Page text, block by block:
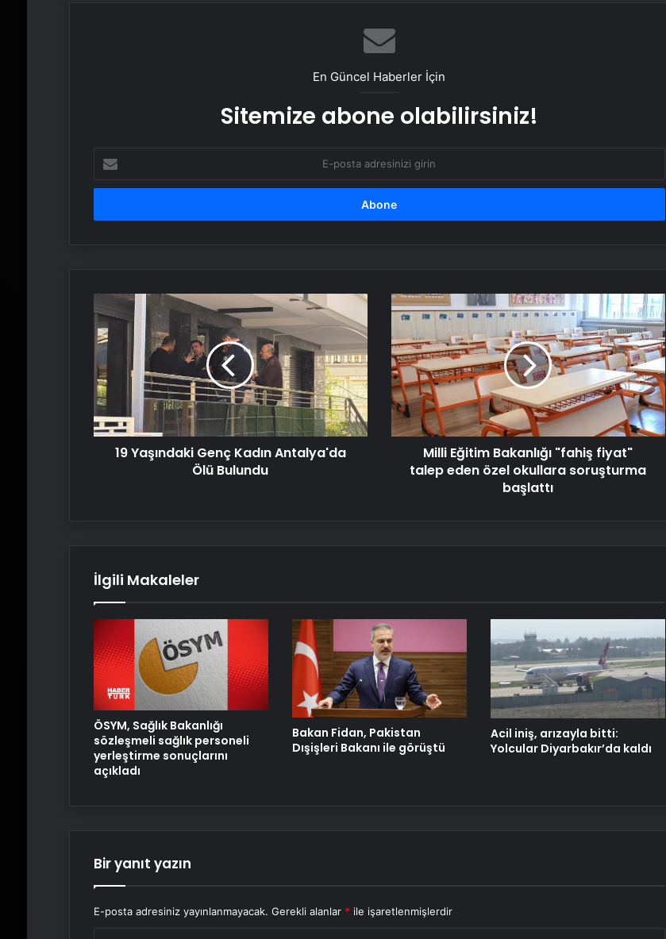
DEM Partili Bakırhan: 1071’de
kurduğumuz kader ortaklığı
CHP Genel Başkanı Özel, Kırmızı
Bayrak Projesi Tanıtım Toplantısında
konuştu
Serjoy : Dijital Medya Ajansı, Google
Reklam Ajansı, SEO Ajansı ve Web
Tasarım Ajansı
UETDS Nedir ? Uetds.com İle Akıllı
Dijital Taşımacılık Yazılımı
‘Evde ek iş’ vaadiyle 100 milyon liralık
vurgun: 30 gözaltı
En Güncel Haberler İçin
Sitemize abone olabilirsiniz!
posta
adresinizi
19
Yaşındaki
Genç
Kadın
Antalya'da
Ölü
Bulundu
19 Yaşındaki Genç Kadın Antalya'da
Ölü Bulundu
Milli
Eğitim
Bakanlığı
"fahiş
fiyat"
talep
eden
özel
okullara
soruşturma
başlattı
Milli Eğitim Bakanlığı "fahiş fiyat"
talep eden özel okullara soruşturma
başlattı
İlgili Makaleler
ÖSYM, Sağlık Bakanlığı
sözleşmeli sağlık personeli
yerleştirme sonuçlarını
açıkladı
Bakan Fidan, Pakistan
Dışişleri Bakanı ile görüştü
Acil iniş, arızayla bitti:
Yolcular Diyarbakır’da kaldı
Bir yanıt yazın
E-posta adresiniz yayınlanmayacak. Gerekli alanlar * ile işaretlenmişlerdir